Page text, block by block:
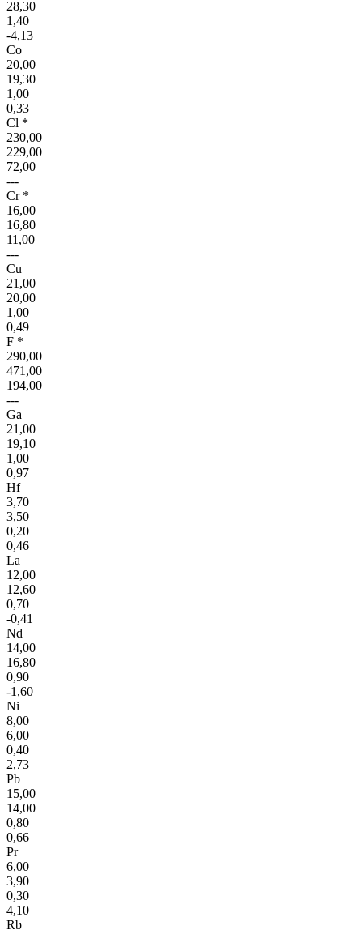
28,30
1,40
-4,13
Co
20,00
19,30
1,00
0,33
Cl *
230,00
229,00
72,00
---
Cr *
16,00
16,80
11,00
---
Cu
21,00
20,00
1,00
0,49
F *
290,00
471,00
194,00
---
Ga
21,00
19,10
1,00
0,97
Hf
3,70
3,50
0,20
0,46
La
12,00
12,60
0,70
-0,41
Nd
14,00
16,80
0,90
-1,60
Ni
8,00
6,00
0,40
2,73
Pb
15,00
14,00
0,80
0,66
Pr
6,00
3,90
0,30
4,10
Rb